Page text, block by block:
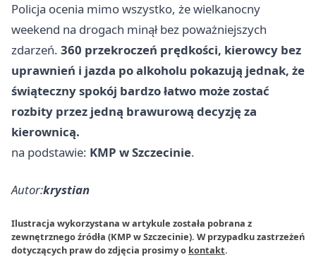
Policja ocenia mimo wszystko, że wielkanocny
weekend na drogach minął bez poważniejszych
zdarzeń. 360 przekroczeń prędkości, kierowcy bez
uprawnień i jazda po alkoholu pokazują jednak, że
świąteczny spokój bardzo łatwo może zostać
rozbity przez jedną brawurową decyzję za
kierownicą.
na podstawie: KMP w Szczecinie.
Autor:krystian
Ilustracja wykorzystana w artykule została pobrana z
zewnętrznego źródła (KMP w Szczecinie). W przypadku zastrzeżeń
dotyczących praw do zdjęcia prosimy o kontakt.